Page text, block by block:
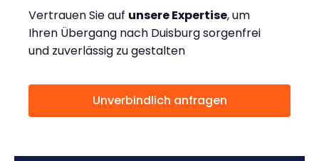
Vertrauen Sie auf unsere Expertise, um
Ihren Übergang nach Duisburg sorgenfrei
und zuverlässig zu gestalten
Unverbindlich anfragen